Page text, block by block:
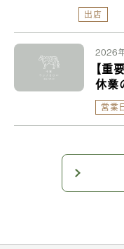
出店
2026
【重
休業
営業